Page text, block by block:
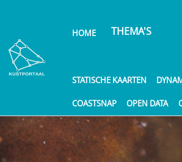
de
inhoud
gaan
HOME THEMA'S
STATISCHE KAARTEN
COASTSNAP OPEN DATA